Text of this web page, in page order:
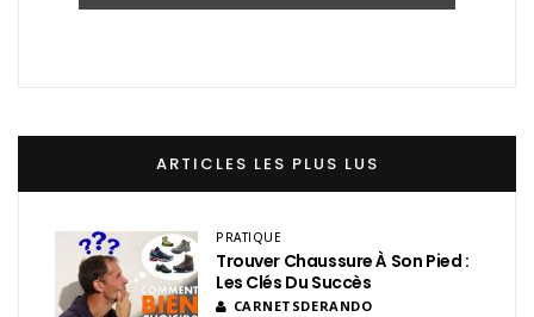
ARTICLES LES PLUS LUS
PRATIQUE
Trouver Chaussure À Son Pied :
Les Clés Du Succès
CARNETSDERANDO